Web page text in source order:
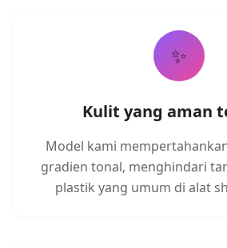
✨
Kulit yang aman
Model kami
gradien tonal, menghindari
plastik yang umum di alat